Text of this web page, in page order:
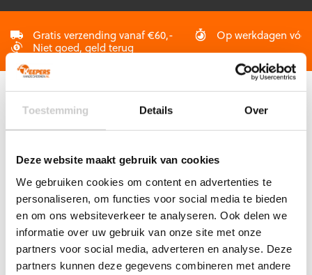
Toestemming Details Over
Deze website maakt gebruik van cookies
We gebruiken cookies om content en advertenties te
personaliseren, om functies voor social media te bieden
en om ons websiteverkeer te analyseren. Ook delen we
informatie over uw gebruik van onze site met onze
partners voor social media, adverteren en analyse. Deze
partners kunnen deze gegevens combineren met andere
Gratis verzending vanaf €60,-
Op werkdagen
Niet goed, geld terug
KLANTENSERVICE
Mijn account
Mijn bestelling
Betaling & Levering
Ruilen & Retourneren
Garantie